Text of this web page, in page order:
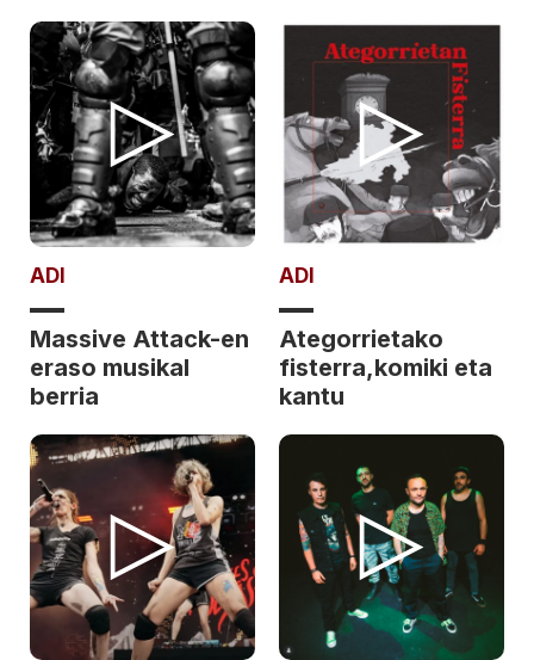
ADI
Massive Attack-en
eraso musikal
berria
ADI
Ategorrietako
fisterra,komiki eta
kantu